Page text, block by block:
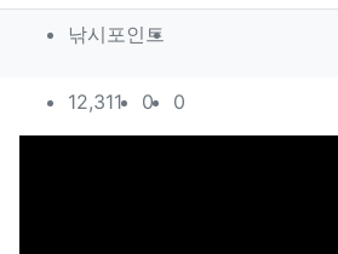
작성자 정보
낚시포인트
컨텐츠 정보
12,311조회
0추천
0